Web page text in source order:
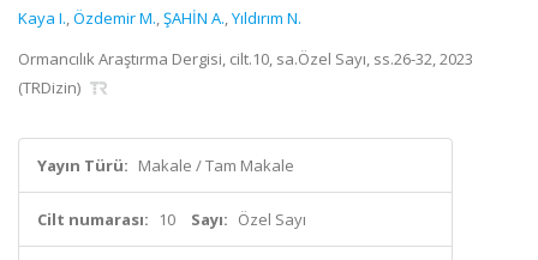
Kaya I.,Özdemir M.,ŞAHİN A.,Yıldırım N.
Ormancılık Araştırma Dergisi, cilt.10, sa.Özel Sayı, ss.26-32, 2023
(TRDizin)
Yayın Türü: Makale / Tam Makale
Cilt numarası: 10 Sayı: Özel Sayı